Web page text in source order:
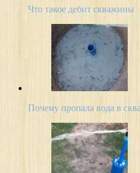
Что такое дебит скважины
Почему пропала вода в